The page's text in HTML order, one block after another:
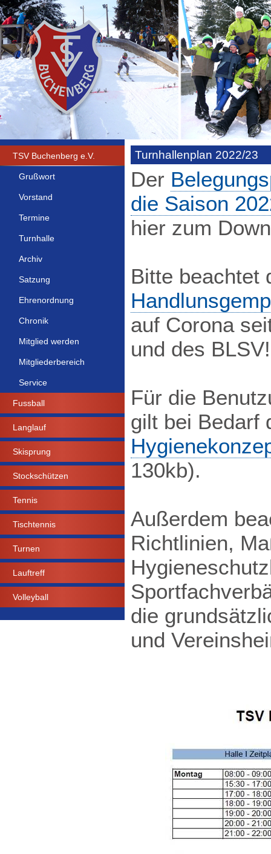
TSV Buchenberg e.V.
Grußwort
Vorstand
Termine
Turnhalle
Archiv
Satzung
Ehrenordnung
Chronik
Mitglied werden
Mitgliederbereich
Service
Fussball
Langlauf
Skisprung
Stockschützen
Tennis
Tischtennis
Turnen
Lauftreff
Volleyball
Turnhallenplan 2022/23
Der
die Saison
hier zum
Bitte beachtet
auf Corona
und des
Für die
gilt bei Bedarf
130kb).
Außerdem
Richtlinien,
die
und